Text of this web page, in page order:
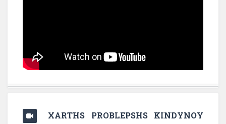
XARTHS PROBLEPSHS KINDYNOY